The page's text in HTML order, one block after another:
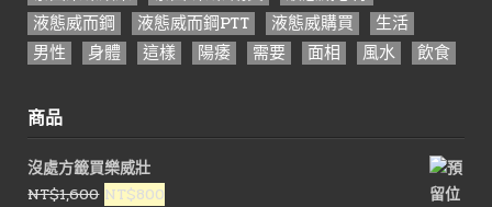
液態威而鋼
液態威而鋼PTT 液態威購買
生活
男性
身體 這樣 陽痿 需要 面相 風水 飲食
商品
沒處方籤買樂威壯
NT$1,600 原
NT$800